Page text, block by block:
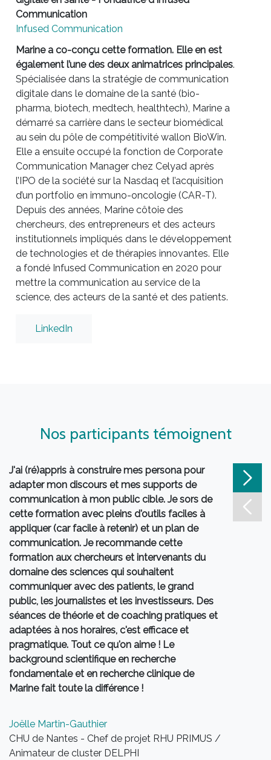
Communication
Infused Communication
Marine a co-conçu cette formation. Elle en est
également l’une des deux animatrices principales.
Spécialisée dans la stratégie de communication
digitale dans le domaine de la santé (bio-
pharma, biotech, medtech, healthtech), Marine a
démarré sa carrière dans le secteur biomédical
au sein du pôle de compétitivité wallon BioWin.
Elle a ensuite occupé la fonction de Corporate
Communication Manager chez Celyad après
l’IPO de la société sur la Nasdaq et l’acquisition
d’un portfolio en immuno-oncologie (CAR-T).
Depuis des années, Marine côtoie des
chercheurs, des entrepreneurs et des acteurs
institutionnels impliqués dans le développement
de technologies et de thérapies innovantes. Elle
a fondé Infused Communication en 2020 pour
mettre la communication au service de la
science, des acteurs de la santé et des patients.
LinkedIn
Nos participants témoignent
J'ai (ré)appris à construire mes persona pour
adapter mon discours et mes supports de
communication à mon public cible. Je sors de
cette formation avec pleins d'outils faciles à
appliquer (car facile à retenir) et un plan de
communication. Je recommande cette
formation aux chercheurs et intervenants du
domaine des sciences qui souhaitent
communiquer avec des patients, le grand
public, les journalistes et les investisseurs. Des
séances de théorie et de coaching pratiques et
adaptées à nos horaires, c'est efficace et
pragmatique. Tout ce qu'on aime ! Le
background scientifique en recherche
fondamentale et en recherche clinique de
Marine fait toute la différence !
Joëlle Martin-Gauthier
CHU de Nantes - Chef de projet RHU PRIMUS /
Animateur de cluster DELPHI
Le